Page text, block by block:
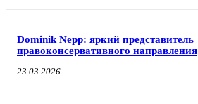
Dominik Nepp: яркий представитель
правоконсервативного направления
23.03.2026